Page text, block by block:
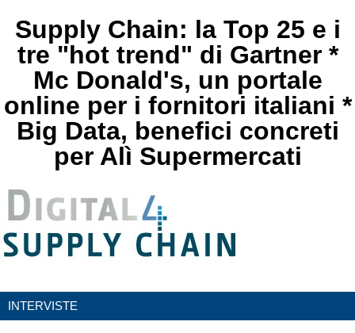
Supply Chain: la Top 25 e i
tre "hot trend" di Gartner *
Mc Donald's, un portale
online per i fornitori italiani *
Big Data, benefici concreti
per Alì Supermercati
INTERVISTE